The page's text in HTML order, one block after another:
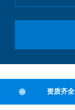
资质齐全